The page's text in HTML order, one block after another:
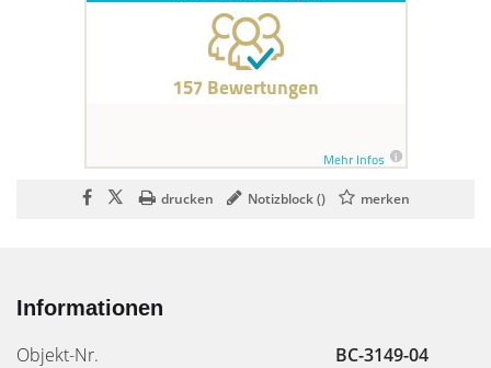
drucken Notizblock () merken
Informationen
Objekt-Nr.
BC-3149-04